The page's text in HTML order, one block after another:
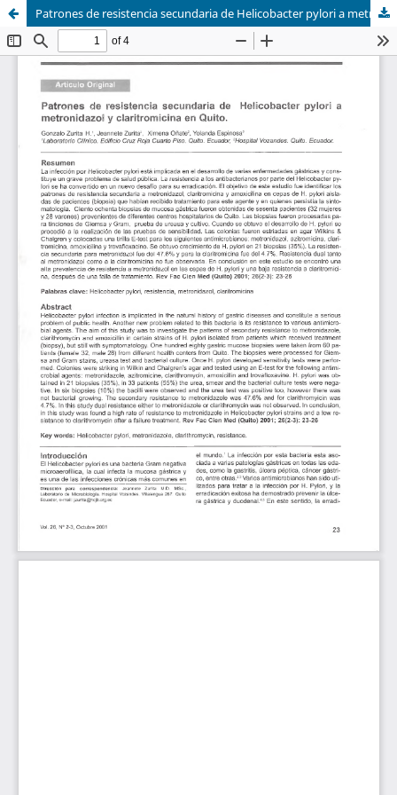
Patrones de resistencia secundaria de Helicobacter pylori a metronidazol y claritromicina en Quito